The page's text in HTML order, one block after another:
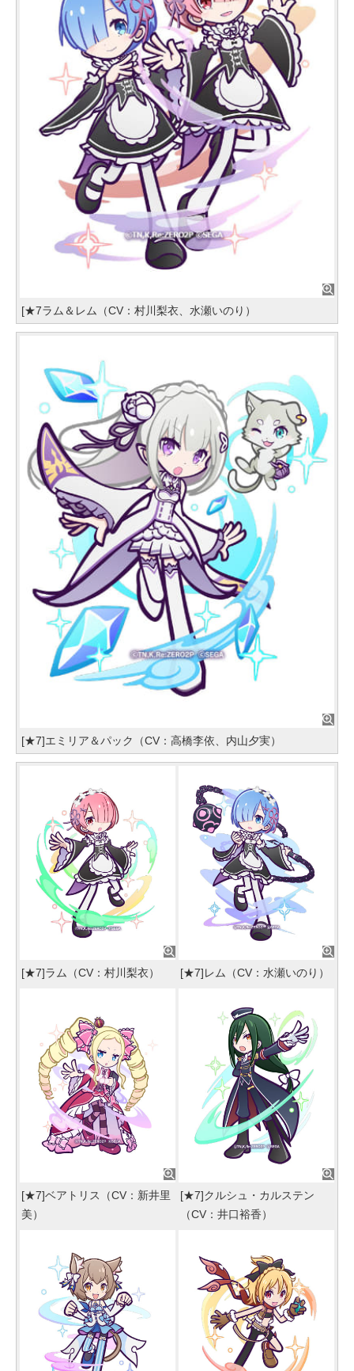
[★7ラム＆レム（CV：村川梨衣、水瀬いのり）
[★7]エミリア＆パック（CV：高橋李依、内山夕実）
[★7]ラム（CV：村川梨衣） [★7]レム（CV：水瀬いのり）
[★7]ベアトリス（CV：新井里
美）
[★7]クルシュ・カルステン
（CV：井口裕香）